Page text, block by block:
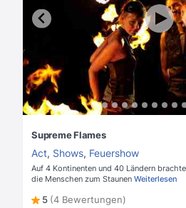
Supreme Flames
Act, Shows, Feuershow
Auf 4 Kontinenten und 40 Ländern
die Menschen zum Staunen Weiterlesen
5 (4 Bewertungen)